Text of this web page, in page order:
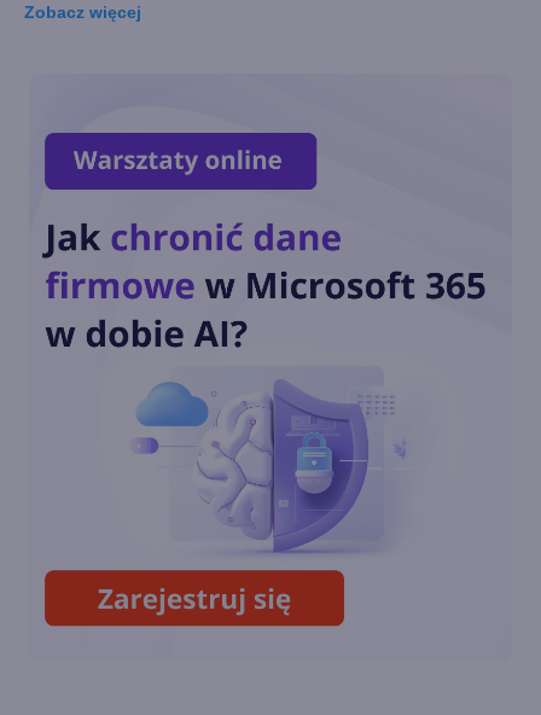
Sztuczna inteligencja
Microsoftu stawia diagnozy
trafniej i taniej niż lekarze
zmieniają rzeczywistość pracy
Jak sztuczna inteligencja
pomaga planecie?
Zobacz więcej